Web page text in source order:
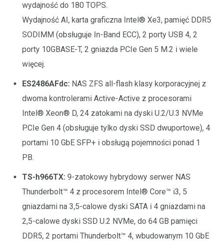
wydajność do 180 TOPS.
Wydajność AI, karta graficzna Intel® Xe3, pamięć DDR5
SODIMM (obsługuje In-Band ECC), 2 porty USB 4, 2
porty 10GBASE-T, 2 gniazda PCIe Gen 5 M.2 i wiele
więcej.
ES2486AFdc: NAS ZFS all-flash klasy korporacyjnej z
dwoma kontrolerami Active-Active z procesorami
Intel® Xeon® D, 24 zatokami na dyski U.2/U.3 NVMe
PCIe Gen 4 (obsługuje tylko dyski SSD dwuportowe), 4
portami 10 GbE SFP+ i obsługą pojemności ponad 1
PB.
TS-h966TX: 9-zatokowy hybrydowy serwer NAS
Thunderbolt™ 4 z procesorem Intel® Core™ i3, 5
gniazdami na 3,5-calowe dyski SATA i 4 gniazdami na
2,5-calowe dyski SSD U.2 NVMe, do 64 GB pamięci
DDR5, 2 portami Thunderbolt™ 4, wbudowanym 10 GbE